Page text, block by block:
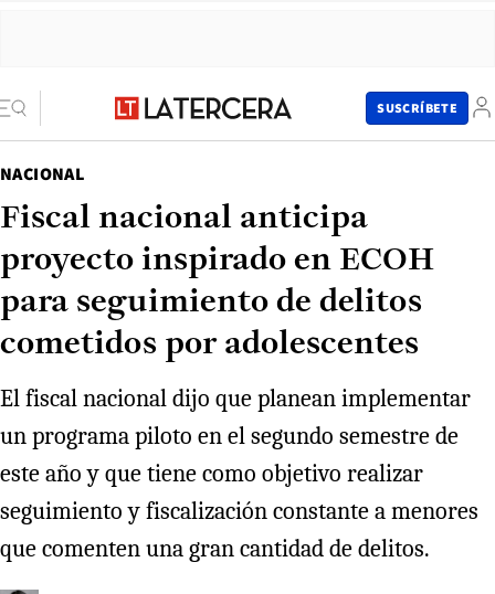
SUSCRÍBETE
NACIONAL
Fiscal nacional anticipa
proyecto inspirado en ECOH
para seguimiento de delitos
cometidos por adolescentes
El fiscal nacional dijo que planean implementar
un programa piloto en el segundo semestre de
este año y que tiene como objetivo realizar
seguimiento y fiscalización constante a menores
que comenten una gran cantidad de delitos.